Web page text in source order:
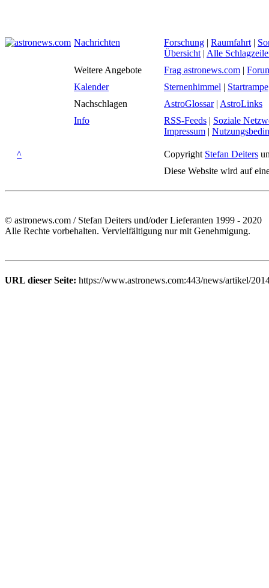
Nachrichten Forschung | Raumfahrt |
Übersicht | Alle
Weitere Angebote
Frag astronews.com |
Kalender
Sternenhimmel | Startrampe
Nachschlagen
AstroGlossar| AstroLinks
Info
RSS-Feeds | Soziale
Impressum |
^ Copyright Stefan Deiters
Diese Website wird auf
© astronews.com / Stefan Deiters und/oder Lieferanten 1999 - 2020
Alle Rechte vorbehalten. Vervielfältigung nur mit Genehmigung.
URL dieser Seite: https://www.astronews.com:443/news/artikel/